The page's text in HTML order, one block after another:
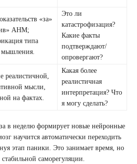
«за»
АНМ;
типа
Это ли
катастрофизация?
Какие факты
подтверждают/
опровергают?
реалистичной,
мысли,
на фактах.
Какая более
реалистичная
интерпретация? Что
я могу сделать?
в неделю формирует новые нейронные
научится автоматически переходить
этап паники. Это занимает время, но
саморегуляции.